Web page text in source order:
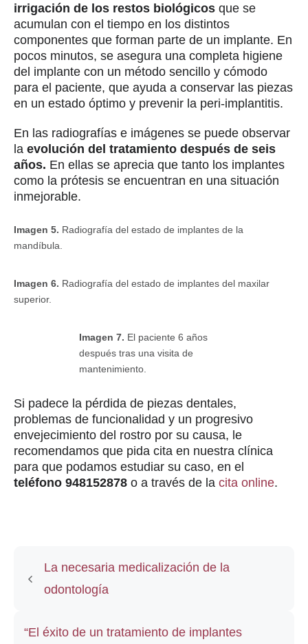
irrigación de los restos biológicos que se
acumulan con el tiempo en los distintos
componentes que forman parte de un implante. En
pocos minutos, se asegura una completa higiene
del implante con un método sencillo y cómodo
para el paciente, que ayuda a conservar las piezas
en un estado óptimo y prevenir la peri-implantitis.
En las radiografías e imágenes se puede observar
la evolución del tratamiento después de seis
años. En ellas se aprecia que tanto los implantes
como la prótesis se encuentran en una situación
inmejorable.
Imagen 5. Radiografía del estado de implantes de la
mandíbula.
Imagen 6. Radiografía del estado de implantes del maxilar
superior.
Imagen 7. El paciente 6 años
después tras una visita de
mantenimiento.
Si padece la pérdida de piezas dentales,
problemas de funcionalidad y un progresivo
envejecimiento del rostro por su causa, le
recomendamos que pida cita en nuestra clínica
para que podamos estudiar su caso, en el
teléfono 948152878 o a través de la cita online.
La necesaria medicalización de la
odontología
“El éxito de un tratamiento de implantes